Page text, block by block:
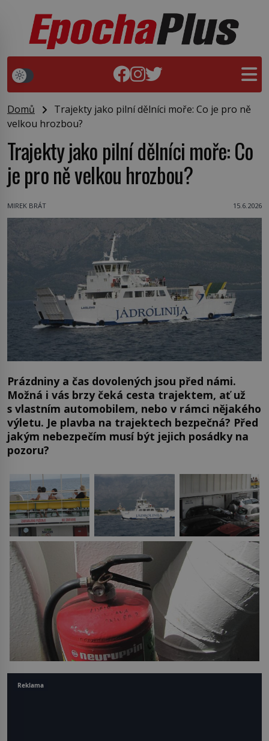
Domů
Trajekty jako pilní dělníci moře: Co je pro ně
velkou hrozbou?
Trajekty jako pilní dělníci moře: Co
je pro ně velkou hrozbou?
MIREK BRÁT 15.6.2026
Prázdniny a čas dovolených jsou před námi.
Možná i vás brzy čeká cesta trajektem, ať už
s vlastním automobilem, nebo v rámci nějakého
výletu. Je plavba na trajektech bezpečná? Před
jakým nebezpečím musí být jejich posádky na
pozoru?
Reklama